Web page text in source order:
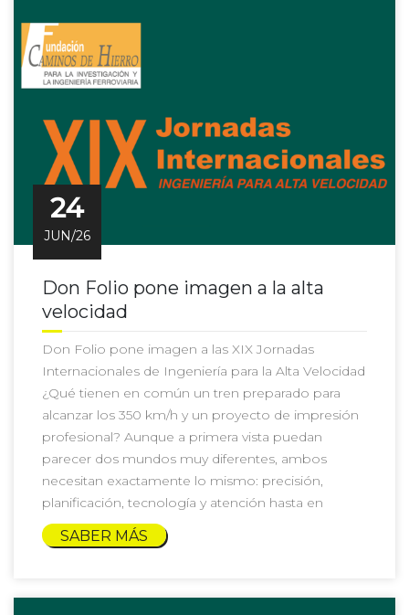
24
JUN/26
Don Folio pone imagen a la alta
velocidad
Don Folio pone imagen a las XIX Jornadas
Internacionales de Ingeniería para la Alta Velocidad
¿Qué tienen en común un tren preparado para
alcanzar los 350 km/h y un proyecto de impresión
profesional? Aunque a primera vista puedan
parecer dos mundos muy diferentes, ambos
necesitan exactamente lo mismo: precisión,
planificación, tecnología y atención hasta en
SABER MÁS